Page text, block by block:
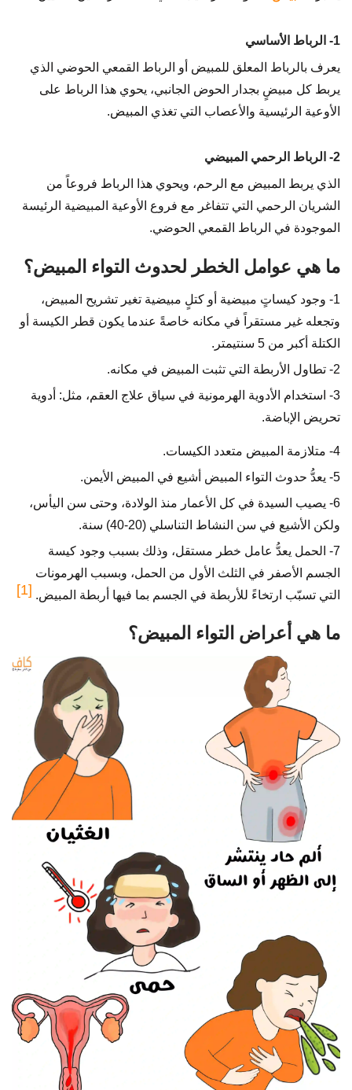
1- الرباط الأساسي
يعرف بالرباط المعلق للمبيض أو الرباط القمعي الحوضي الذي
يربط كل مبيضٍ بجدار الحوض الجانبي، يحوي هذا الرباط على
الأوعية الرئيسية والأعصاب التي تغذي المبيض.
2- الرباط الرحمي المبيضي
الذي يربط المبيض مع الرحم، ويحوي هذا الرباط فروعاً من
الشريان الرحمي التي تتفاغر مع فروع الأوعية المبيضية الرئيسة
الموجودة في الرباط القمعي الحوضي.
ما هي عوامل الخطر لحدوث التواء المبيض؟
1- وجود كيساتٍ مبيضية أو كتلٍ مبيضية تغير تشريح المبيض،
وتجعله غير مستقراً في مكانه خاصةً عندما يكون قطر الكيسة أو
الكتلة أكبر من 5 سنتيمتر.
2- تطاول الأربطة التي تثبت المبيض في مكانه.
3- استخدام الأدوية الهرمونية في سياق علاج العقم، مثل: أدوية
تحريض الإباضة.
4- متلازمة المبيض متعدد الكيسات.
5- يعدُّ حدوث التواء المبيض أشيع في المبيض الأيمن.
6- يصيب السيدة في كل الأعمار منذ الولادة، وحتى سن اليأس،
ولكن الأشيع في سن النشاط التناسلي (20-40) سنة.
7- الحمل يعدُّ عامل خطر مستقل، وذلك بسبب وجود كيسة
الجسم الأصفر في الثلث الأول من الحمل، وبسبب الهرمونات
التي تسبّب ارتخاءً للأربطة في الجسم بما فيها أربطة المبيض. [1]
ما هي أعراض التواء المبيض؟